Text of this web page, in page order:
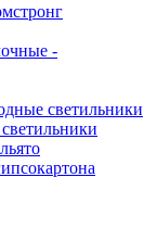
-
светильники